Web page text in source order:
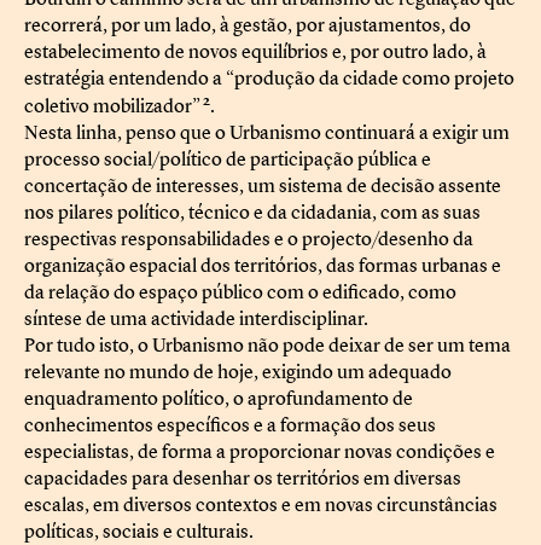
recorrerá, por um lado, à gestão, por ajustamentos, do
estabelecimento de novos equilíbrios e, por outro lado, à
estratégia entendendo a “produção da cidade como projeto
coletivo mobilizador”2.
Nesta linha, penso que o Urbanismo continuará a exigir um
processo social/político de participação pública e
concertação de interesses, um sistema de decisão assente
nos pilares político, técnico e da cidadania, com as suas
respectivas responsabilidades e o projecto/desenho da
organização espacial dos territórios, das formas urbanas e
da relação do espaço público com o edificado, como
síntese de uma actividade interdisciplinar.
Por tudo isto, o Urbanismo não pode deixar de ser um tema
relevante no mundo de hoje, exigindo um adequado
enquadramento político, o aprofundamento de
conhecimentos específicos e a formação dos seus
especialistas, de forma a proporcionar novas condições e
capacidades para desenhar os territórios em diversas
escalas, em diversos contextos e em novas circunstâncias
políticas, sociais e culturais.